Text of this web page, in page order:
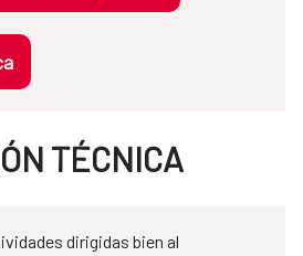
TÉCNICA
dirigidas bien al